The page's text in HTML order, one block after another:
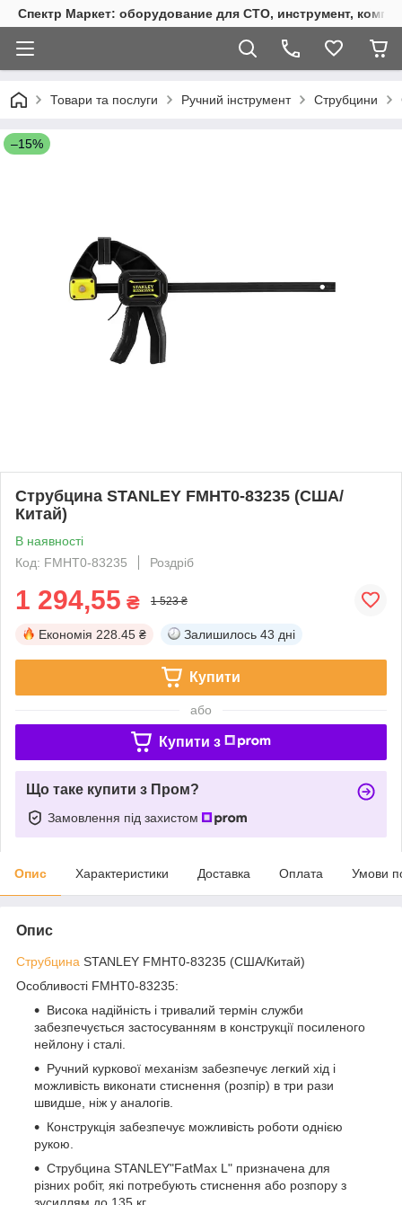
Спектр Маркет: оборудование для СТО, инструмент,
Товари та послуги Ручний інструмент Струбцини
–15%
Струбцина STANLEY FMHT0-83235 (США/
Китай)
В наявності
Код: FMHT0-83235
Роздріб
1 294,55 ₴ 1 523 ₴
Економія 228.45 ₴ Залишилось 43 дні
Купити
або
Купити з
Що таке купити з Пром?
Замовлення під захистом
Опис Характеристики Доставка Оплата Умови
Опис
Струбцина STANLEY FMHT0-83235 (США/Китай)
Особливості FMHT0-83235:
Висока надійність і тривалий термін служби
забезпечується застосуванням в конструкції посиленого
нейлону і сталі.
Ручний куркової механізм забезпечує легкий хід і
можливість виконати стиснення (розпір) в три рази
швидше, ніж у аналогів.
Конструкція забезпечує можливість роботи однією
рукою.
Струбцина STANLEY"FatMax L" призначена для
різних робіт, які потребують стиснення або розпору з
зусиллям до 135 кг